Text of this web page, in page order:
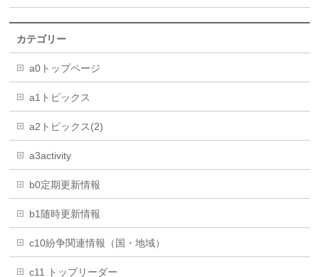
カテゴリー
a0トップページ
a1トピックス
a2トピックス(2)
a3activity
b0定期更新情報
b1随時更新情報
c10紛争関連情報（国・地域）
c11 トップリーダー